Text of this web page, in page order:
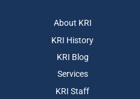
About KRI
KRI History
KRI Blog
Services
KRI Staff